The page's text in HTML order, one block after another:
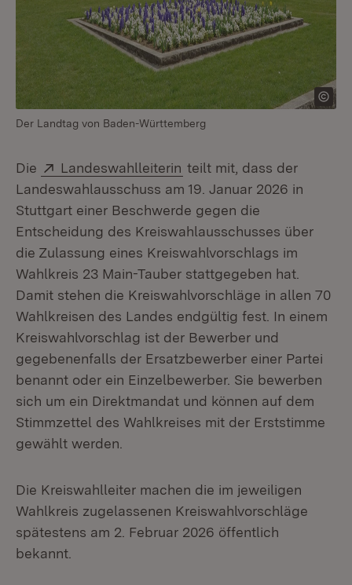
Der Landtag von Baden-Württemberg
Die Extern:
Landeswahlleiterin (Öffnet in neuem Fenster)
teilt mit, dass der
Landeswahlausschuss am 19. Januar 2026 in
Stuttgart einer Beschwerde gegen die
Entscheidung des Kreiswahlausschusses über
die Zulassung eines Kreiswahlvorschlags im
Wahlkreis 23 Main-Tauber stattgegeben hat.
Damit stehen die Kreiswahlvorschläge in allen 70
Wahlkreisen des Landes endgültig fest. In einem
Kreiswahlvorschlag ist der Bewerber und
gegebenenfalls der Ersatzbewerber einer Partei
benannt oder ein Einzelbewerber. Sie bewerben
sich um ein Direktmandat und können auf dem
Stimmzettel des Wahlkreises mit der Erststimme
gewählt werden.
Die Kreiswahlleiter machen die im jeweiligen
Wahlkreis zugelassenen Kreiswahlvorschläge
spätestens am 2. Februar 2026 öffentlich
bekannt.